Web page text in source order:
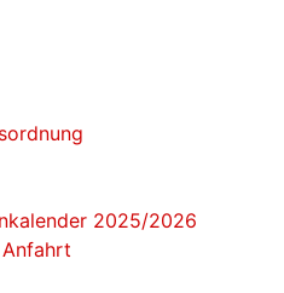
2025/2026
Anfahrt